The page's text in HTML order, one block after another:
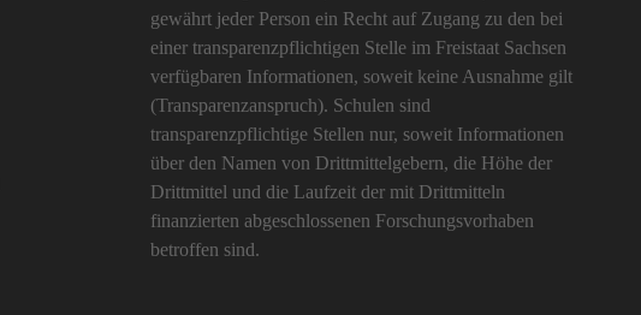
gewährt jeder Person ein Recht auf Zugang zu den bei
einer transparenzpflichtigen Stelle im Freistaat Sachsen
verfügbaren Informationen, soweit keine Ausnahme gilt
(Transparenzanspruch). Schulen sind
transparenzpflichtige Stellen nur, soweit Informationen
über den Namen von Drittmittelgebern, die Höhe der
Drittmittel und die Laufzeit der mit Drittmitteln
finanzierten abgeschlossenen Forschungsvorhaben
betroffen sind.